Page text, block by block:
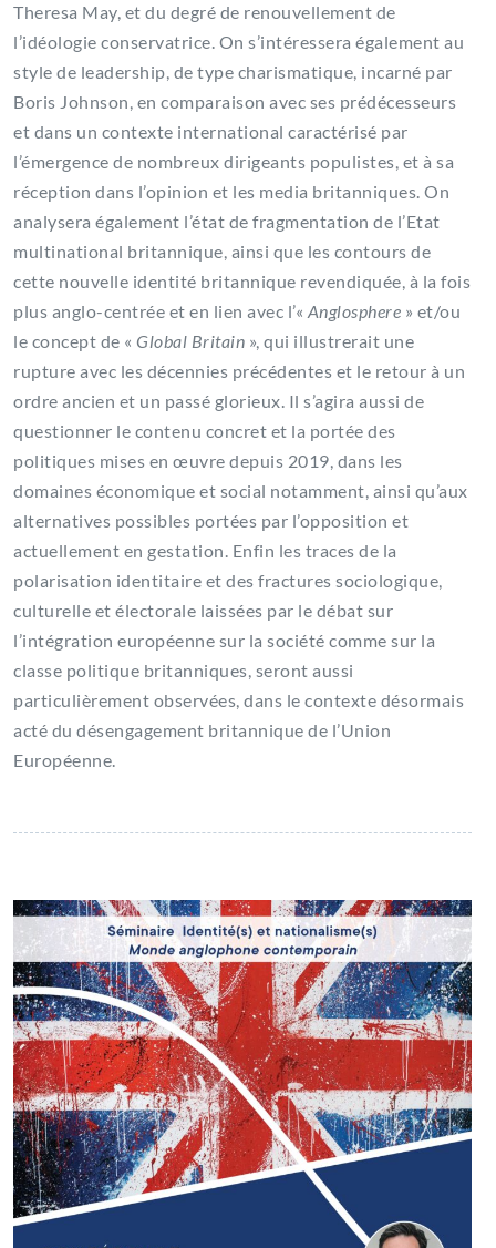
Theresa May, et du degré de renouvellement de
l’idéologie conservatrice. On s’intéressera également au
style de leadership, de type charismatique, incarné par
Boris Johnson, en comparaison avec ses prédécesseurs
et dans un contexte international caractérisé par
l’émergence de nombreux dirigeants populistes, et à sa
réception dans l’opinion et les media britanniques. On
analysera également l’état de fragmentation de l’Etat
multinational britannique, ainsi que les contours de
cette nouvelle identité britannique revendiquée, à la fois
plus anglo-centrée et en lien avec l’« Anglosphere » et/ou
le concept de « Global Britain », qui illustrerait une
rupture avec les décennies précédentes et le retour à un
ordre ancien et un passé glorieux. Il s’agira aussi de
questionner le contenu concret et la portée des
politiques mises en œuvre depuis 2019, dans les
domaines économique et social notamment, ainsi qu’aux
alternatives possibles portées par l’opposition et
actuellement en gestation. Enfin les traces de la
polarisation identitaire et des fractures sociologique,
culturelle et électorale laissées par le débat sur
l’intégration européenne sur la société comme sur la
classe politique britanniques, seront aussi
particulièrement observées, dans le contexte désormais
acté du désengagement britannique de l’Union
Européenne.